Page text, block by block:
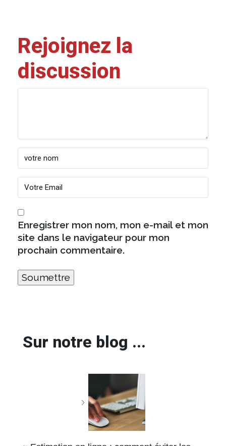
Rejoignez la
discussion
Enregistrer mon nom, mon e-mail et mon
site dans le navigateur pour mon
prochain commentaire.
Sur notre blog ...